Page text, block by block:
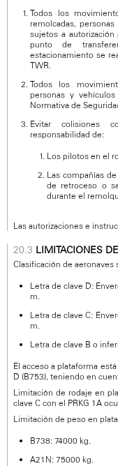
Todos los
remolcadas,
sujetos a
punto de
estacionamiento se
TWR.
Todos los
personas y
Normativa de
Evitar colisiones
responsabilidad de:
Los pilotos en el
Las compañías
de retroceso o
durante el
Las autorizaciones e
LIMITACIONES
Clasificación de aeronaves
Letra de clave D:
m.
Letra de clave C:
m.
Letra de clave B o
El acceso a plataforma
D (B753), teniendo en
Limitación de rodaje en
clave C con el PRKG 1A
Limitación de peso en
B738: 74000 kg.
A21N: 75000 kg.